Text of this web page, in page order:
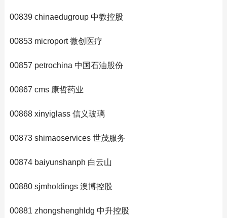
00839 chinaedugroup 中教控股
00853 microport 微创医疗
00857 petrochina 中国石油股份
00867 cms 康哲药业
00868 xinyiglass 信义玻璃
00873 shimaoservices 世茂服务
00874 baiyunshanph 白云山
00880 sjmholdings 澳博控股
00881 zhongshenghldg 中升控股